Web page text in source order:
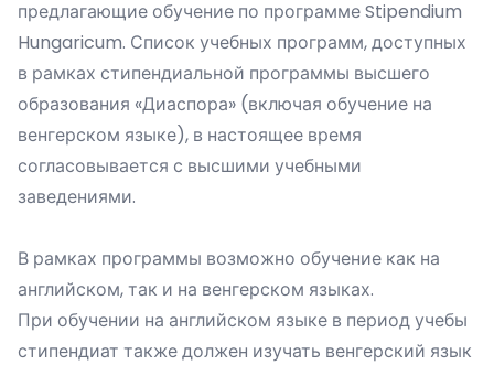
предлагающие обучение по программе Stipendium
Hungaricum. Список учебных программ, доступных
в рамках стипендиальной программы высшего
образования «Диаспора» (включая обучение на
венгерском языке), в настоящее время
согласовывается с высшими учебными
заведениями.
В рамках программы возможно обучение как на
английском, так и на венгерском языках.
При обучении на английском языке в период учебы
стипендиат также должен изучать венгерский язык